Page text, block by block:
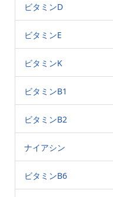
ビタミンD
ビタミンE
ビタミンK
ビタミンB1
ビタミンB2
ナイアシン
ビタミンB6